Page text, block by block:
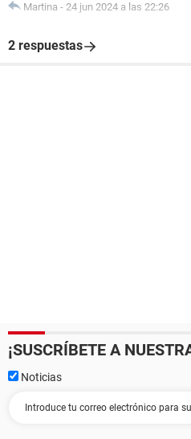
Martina - 24 jun 2024 a las 22:26
2 respuestas
¡SUSCRÍBETE A
Noticias